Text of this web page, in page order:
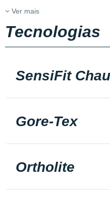
Ver mais
Tecnologias
SensiFit
Gore-Tex
Ortholite